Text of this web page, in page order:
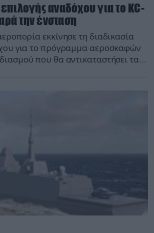
αναδόχου για το KC-
την ένσταση
εκκίνησε τη διαδικασία
για το πρόγραμμα αεροσκαφών
που θα αντικαταστήσει τα